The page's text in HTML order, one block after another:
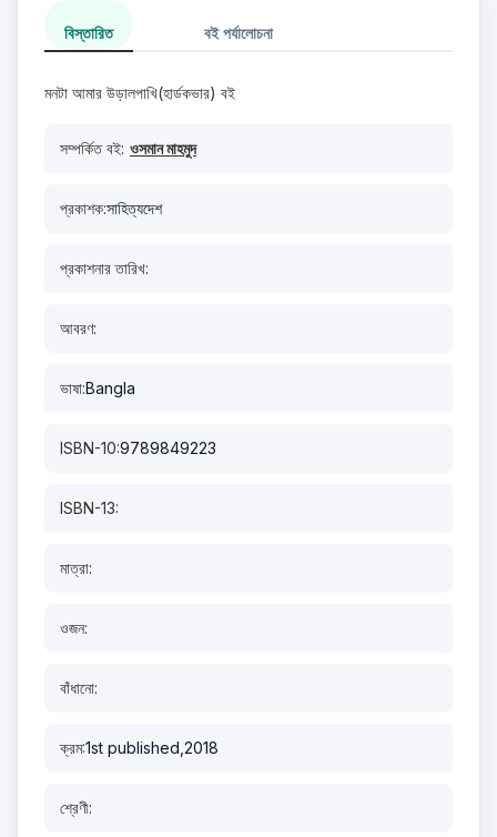
বিস্তারিত বই পর্যালোচনা
মনটা আমার উড়ালপাখি(হার্ডকভার) বই
সম্পর্কিত বই: ওসমান মাহমুদ
প্রকাশক:সাহিত্যদেশ
প্রকাশনার তারিখ:
আবরণ:
ভাষা:Bangla
ISBN-10:9789849223
ISBN-13:
মাত্রা:
ওজন:
বাঁধানো:
ক্রম:1st published,2018
শ্রেণী: